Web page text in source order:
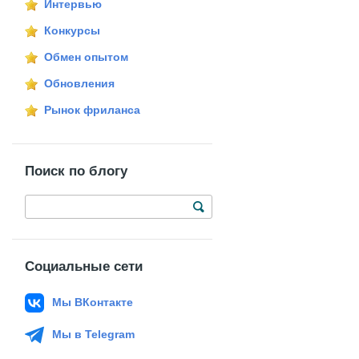
Интервью
Конкурсы
Обмен опытом
Обновления
Рынок фриланса
Поиск по блогу
Социальные сети
Мы ВКонтакте
Мы в Telegram